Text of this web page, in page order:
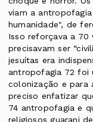
viam a
humanidade", de
Isso reforçava a 70
precisavam ser
jesuítas era
antropofagia 72 foi
colonização e para
preciso enfatizar
74 antropofagia e
religiosos guarani